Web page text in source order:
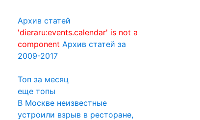
Архив статей
'dieraru:events.calendar' is not a
component Архив статей за
2009-2017
Топ за месяц
еще топы
В Москве неизвестные
устроили взрыв в ресторане,